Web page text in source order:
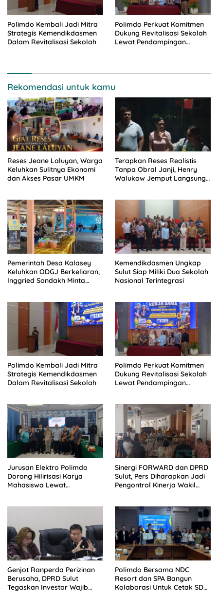
Polimdo Kembali Jadi Mitra
Strategis Kemendikdasmen
Dalam Revitalisasi Sekolah
Polimdo Perkuat Komitmen
Dukung Revitalisasi Sekolah
Lewat Pendampingan
Rekomendasi untuk kamu
Reses Jeane Laluyan, Warga
Keluhkan Sulitnya Ekonomi
dan Akses Pasar UMKM
Terapkan Reses Realistis
Tanpa Obral Janji, Henry
Walukow Jemput Langsung
Pemerintah Desa Kalasey
Keluhkan ODGJ Berkeliaran,
Inggried Sondakh Minta
Kemendikdasmen Ungkap
Sulut Siap Miliki Dua Sekolah
Nasional Terintegrasi
Polimdo Kembali Jadi Mitra
Strategis Kemendikdasmen
Dalam Revitalisasi Sekolah
Polimdo Perkuat Komitmen
Dukung Revitalisasi Sekolah
Lewat Pendampingan
Jurusan Elektro Polimdo
Dorong Hilirisasi Karya
Mahasiswa Lewat
Sinergi FORWARD dan DPRD
Sulut, Pers Diharapkan Jadi
Pengontrol Kinerja Wakil
Genjot Ranperda Perizinan
Berusaha, DPRD Sulut
Tegaskan Investor Wajib
Polimdo Bersama NDC
Resort dan SPA Bangun
Kolaborasi Untuk Cetak SDM